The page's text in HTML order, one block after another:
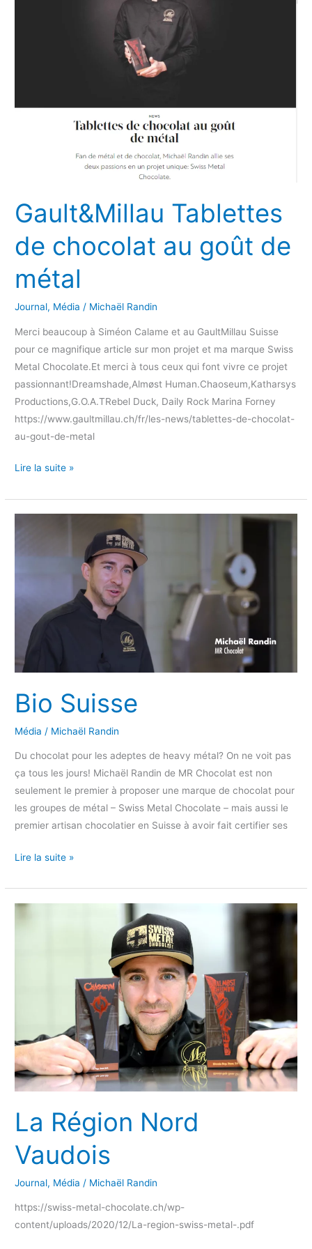
Gault&Millau Tablettes
de chocolat au goût de
métal
Journal, Média / Michaël Randin
Merci beaucoup à Siméon Calame et au GaultMillau Suisse
pour ce magnifique article sur mon projet et ma marque Swiss
Metal Chocolate.Et merci à tous ceux qui font vivre ce projet
passionnant!Dreamshade,Almøst Human.Chaoseum,Katharsys
Productions,G.O.A.TRebel Duck, Daily Rock Marina Forney
https://www.gaultmillau.ch/fr/les-news/tablettes-de-chocolat-
au-gout-de-metal
Gault&Millau
de
goût
Lire la suite »
Bio Suisse
Média / Michaël Randin
Du chocolat pour les adeptes de heavy métal? On ne voit pas
ça tous les jours! Michaël Randin de MR Chocolat est non
seulement le premier à proposer une marque de chocolat pour
les groupes de métal – Swiss Metal Chocolate – mais aussi le
premier artisan chocolatier en Suisse à avoir fait certifier ses
Bio
Lire la suite »
La Région Nord
Vaudois
Journal, Média / Michaël Randin
https://swiss-metal-chocolate.ch/wp-
content/uploads/2020/12/La-region-swiss-metal-.pdf